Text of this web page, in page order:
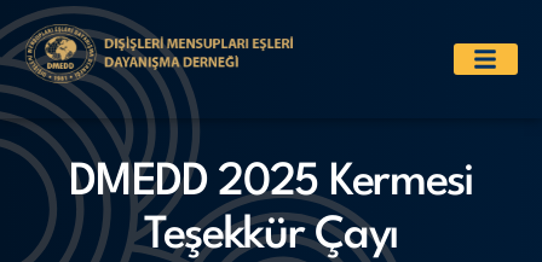
DMEDD 2025 Kermesi
Teşekkür Çayı